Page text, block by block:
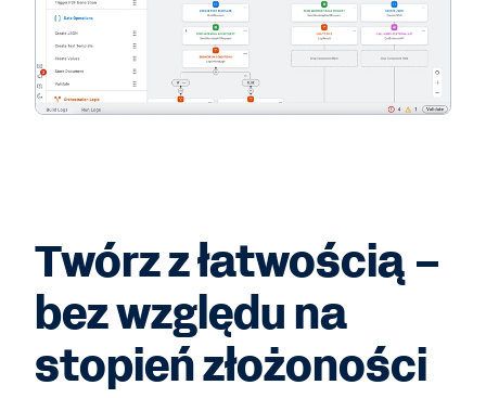
Twórz z łatwością –
bez względu na
stopień złożoności